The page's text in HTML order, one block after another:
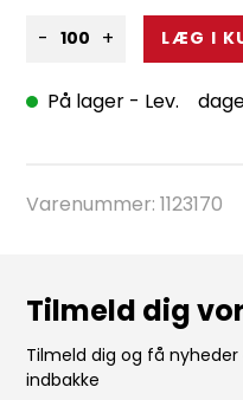
- +
På lager - Lev.
Varenummer:1123170
Tilmeld dig
Tilmeld dig og få
indbakke